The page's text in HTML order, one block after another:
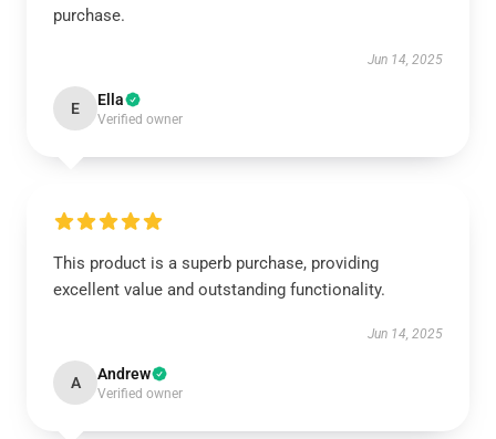
purchase.
Jun 14, 2025
E Ella
Verified owner
This product is a superb purchase, providing
excellent value and outstanding functionality.
Jun 14, 2025
A Andrew
Verified owner